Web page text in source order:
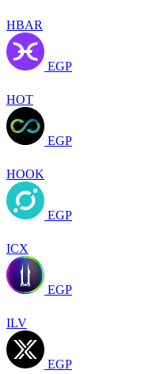
HBAR
EGP
HOT
EGP
HOOK
EGP
ICX
EGP
ILV
EGP